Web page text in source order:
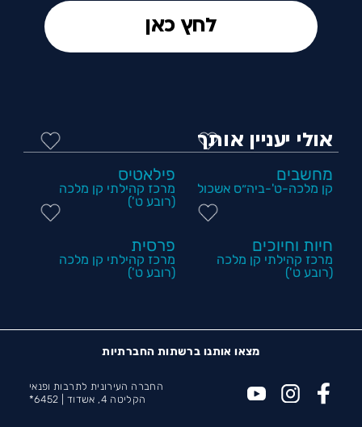
לחץ כאן
אולי יעניין אותך
מחשבים
קן מלכה-ט'-ביה״ס אשכול
פילאטיס
מרכז קהילתי קן מלכה
(רובע ט')
חיות וחיוכים
מרכז קהילתי קן מלכה
(רובע ט')
פרסית
מרכז קהילתי קן מלכה
(רובע ט')
מצאו אותנו ברשתות החברתיות
החברה העירונית לתרבות ופנאי
הקליטה 4, אשדוד |
6452*